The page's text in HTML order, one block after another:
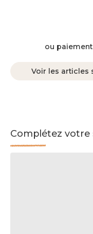
ou
Voir les articles
Complétez votre